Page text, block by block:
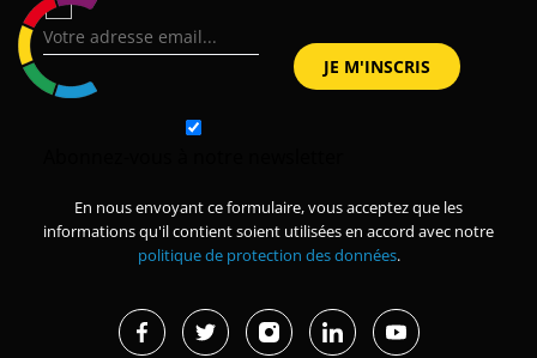
En nous envoyant ce formulaire, vous acceptez que les
informations qu'il contient soient utilisées en accord avec notre
politique de protection des données.